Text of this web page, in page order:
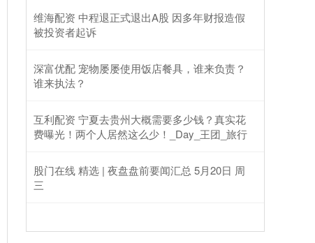
维海配资 中程退正式退出A股 因多年财报造假
被投资者起诉
深富优配 宠物屡屡使用饭店餐具，谁来负责？
谁来执法？
互利配资 宁夏去贵州大概需要多少钱？真实花
费曝光！两个人居然这么少！_Day_王团_旅行
股门在线 精选 | 夜盘盘前要闻汇总 5月20日 周
三